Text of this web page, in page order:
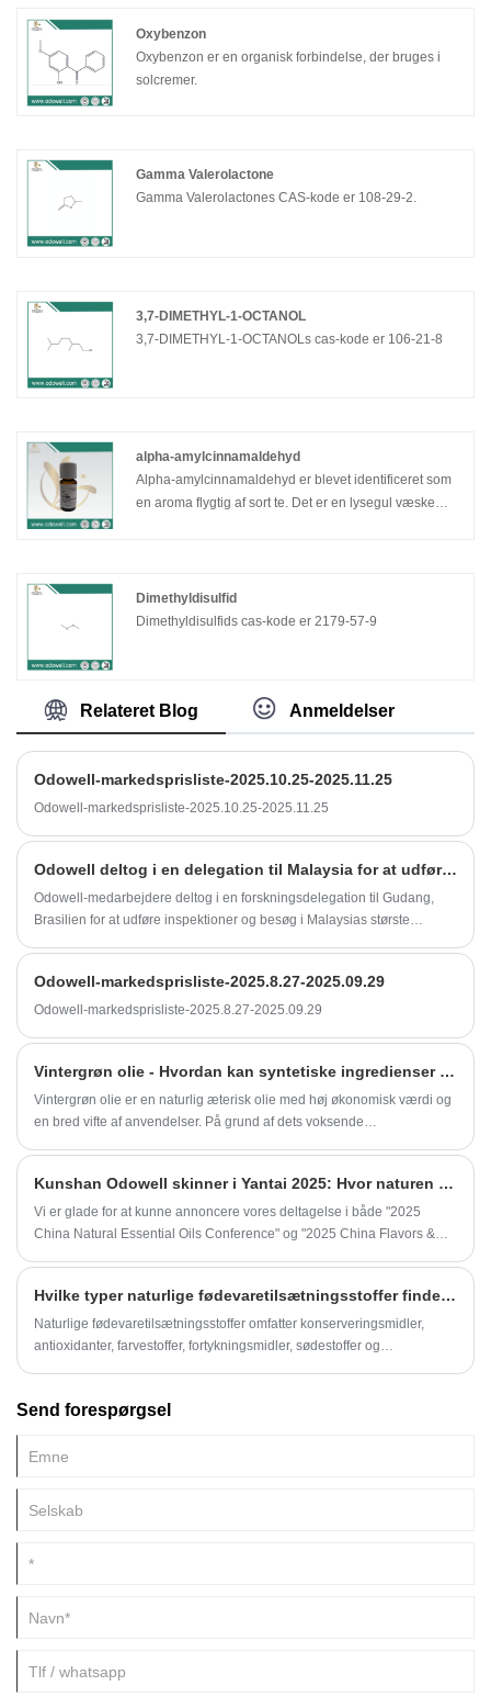
Oxybenzon
Oxybenzon er en organisk forbindelse, der bruges i
solcremer.
Gamma Valerolactone
Gamma Valerolactones CAS-kode er 108-29-2.
3,7-DIMETHYL-1-OCTANOL
3,7-DIMETHYL-1-OCTANOLs cas-kode er 106-21-8
alpha-amylcinnamaldehyd
Alpha-amylcinnamaldehyd er blevet identificeret som
en aroma flygtig af sort te. Det er en lysegul væske
benzaldehyd og heptanal på samme måde som kanel.
Dimethyldisulfid
Dimethyldisulfids cas-kode er 2179-57-9
Relateret Blog Anmeldelser
Odowell-markedsprisliste-2025.10.25-2025.11.25
Odowell-markedsprisliste-2025.10.25-2025.11.25
Odowell deltog i en delegation til Malaysia for at udføre dybdegående forskning i palmeolieindustrien
Odowell-medarbejdere deltog i en forskningsdelegation til Gudang,
Brasilien for at udføre inspektioner og besøg i Malaysias største
olie- og kemiske fabrikker i internationale førende virksomheder og
forretningsforhandlinger.
Odowell-markedsprisliste-2025.8.27-2025.09.29
Odowell-markedsprisliste-2025.8.27-2025.09.29
Vintergrøn olie - Hvordan kan syntetiske ingredienser identificeres og testes for naturlighed?
Vintergrøn olie er en naturlig æterisk olie med høj økonomisk værdi og
en bred vifte af anvendelser. På grund af dets voksende
Kunshan Odowell skinner i Yantai 2025: Hvor naturen møder innovation!
Vi er glade for at kunne annoncere vores deltagelse i både "2025
China Natural Essential Oils Conference" og "2025 China Flavors &
Hvilke typer naturlige fødevaretilsætningsstoffer findes der?
Naturlige fødevaretilsætningsstoffer omfatter konserveringsmidler,
antioxidanter, farvestoffer, fortykningsmidler, sødestoffer og
Send forespørgsel